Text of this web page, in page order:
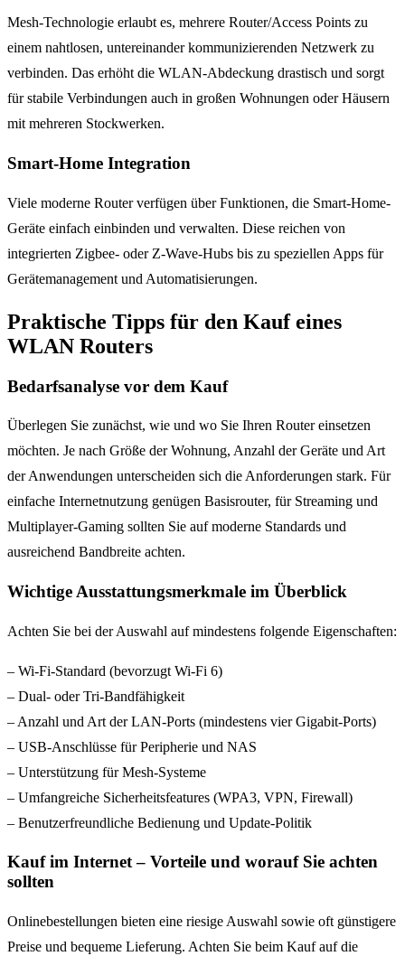
Mesh-Technologie erlaubt es, mehrere Router/Access Points zu
einem nahtlosen, untereinander kommunizierenden Netzwerk zu
verbinden. Das erhöht die WLAN-Abdeckung drastisch und sorgt
für stabile Verbindungen auch in großen Wohnungen oder Häusern
mit mehreren Stockwerken.
Smart-Home Integration
Viele moderne Router verfügen über Funktionen, die Smart-Home-
Geräte einfach einbinden und verwalten. Diese reichen von
integrierten Zigbee- oder Z-Wave-Hubs bis zu speziellen Apps für
Gerätemanagement und Automatisierungen.
Praktische Tipps für den Kauf eines
WLAN Routers
Bedarfsanalyse vor dem Kauf
Überlegen Sie zunächst, wie und wo Sie Ihren Router einsetzen
möchten. Je nach Größe der Wohnung, Anzahl der Geräte und Art
der Anwendungen unterscheiden sich die Anforderungen stark. Für
einfache Internetnutzung genügen Basisrouter, für Streaming und
Multiplayer-Gaming sollten Sie auf moderne Standards und
ausreichend Bandbreite achten.
Wichtige Ausstattungsmerkmale im Überblick
Achten Sie bei der Auswahl auf mindestens folgende Eigenschaften:
– Wi-Fi-Standard (bevorzugt Wi-Fi 6)
– Dual- oder Tri-Bandfähigkeit
– Anzahl und Art der LAN-Ports (mindestens vier Gigabit-Ports)
– USB-Anschlüsse für Peripherie und NAS
– Unterstützung für Mesh-Systeme
– Umfangreiche Sicherheitsfeatures (WPA3, VPN, Firewall)
– Benutzerfreundliche Bedienung und Update-Politik
Kauf im Internet – Vorteile und worauf Sie achten
sollten
Onlinebestellungen bieten eine riesige Auswahl sowie oft günstigere
Preise und bequeme Lieferung. Achten Sie beim Kauf auf die